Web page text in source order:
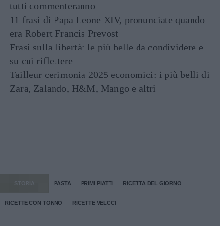
tutti commenteranno
11 frasi di Papa Leone XIV, pronunciate quando
era Robert Francis Prevost
Frasi sulla libertà: le più belle da condividere e
su cui riflettere
Tailleur cerimonia 2025 economici: i più belli di
Zara, Zalando, H&M, Mango e altri
STORIA PASTA PRIMI PIATTI RICETTA DEL GIORNO
RICETTE CON TONNO RICETTE VELOCI